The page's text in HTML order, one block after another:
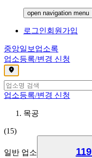
open navigation menu
로그인회원가입
중앙일보 업소록
업소등록/변경 신청
,
업소등록/변경 신청
목공
(15)
일반 업소